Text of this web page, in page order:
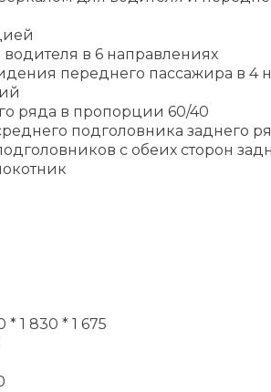
в 6 направлениях
переднего пассажира в 4
ряда в пропорции 60/40
подголовника заднего
с обеих сторон
* 1 830 * 1 675